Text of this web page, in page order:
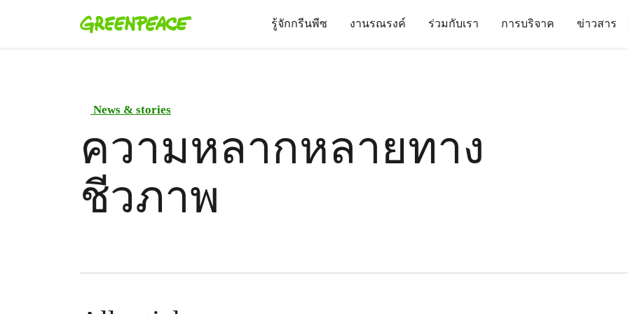
รู้จักกรีนพีซ งานรณรงค์ ร่วมกับเรา การบริจาค ข่าวสาร
News & stories
ความหลากหลายทาง
ชีวภาพ